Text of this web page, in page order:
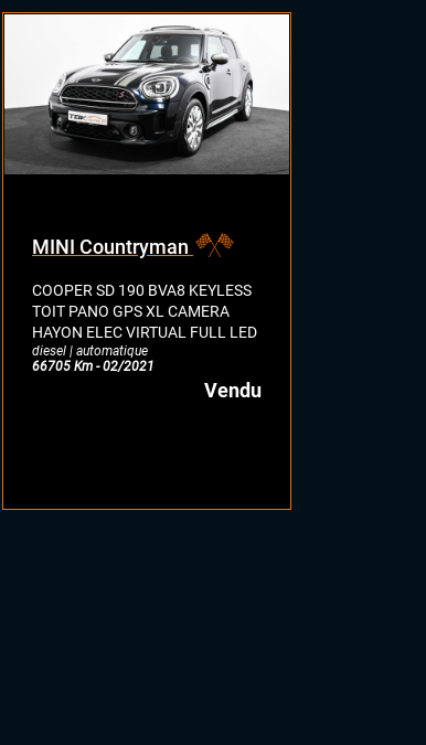
MINI Countryman
COOPER SD 190 BVA8 KEYLESS
TOIT PANO GPS XL CAMERA
HAYON ELEC VIRTUAL FULL LED
diesel | automatique
66705 Km - 02/2021
Vendu